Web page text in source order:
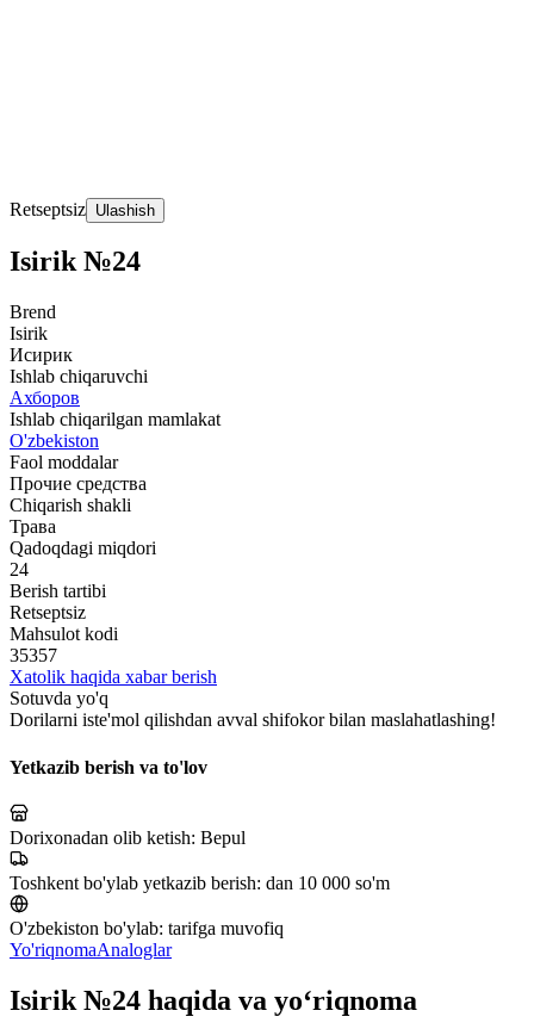
Retseptsiz Ulashish
Isirik №24
Brend
Isirik
Исирик
Ishlab chiqaruvchi
Ахборов
Ishlab chiqarilgan mamlakat
O'zbekiston
Faol moddalar
Прочие средства
Chiqarish shakli
Трава
Qadoqdagi miqdori
24
Berish tartibi
Retseptsiz
Mahsulot kodi
35357
Xatolik haqida xabar berish
Sotuvda yo'q
Dorilarni iste'mol qilishdan avval shifokor bilan maslahatlashing!
Yetkazib berish va to'lov
Dorixonadan olib ketish: Bepul
Toshkent bo'ylab yetkazib berish: dan 10 000 so'm
O'zbekiston bo'ylab: tarifga muvofiq
Yo'riqnomaAnaloglar
Isirik №24 haqida va yo‘riqnoma